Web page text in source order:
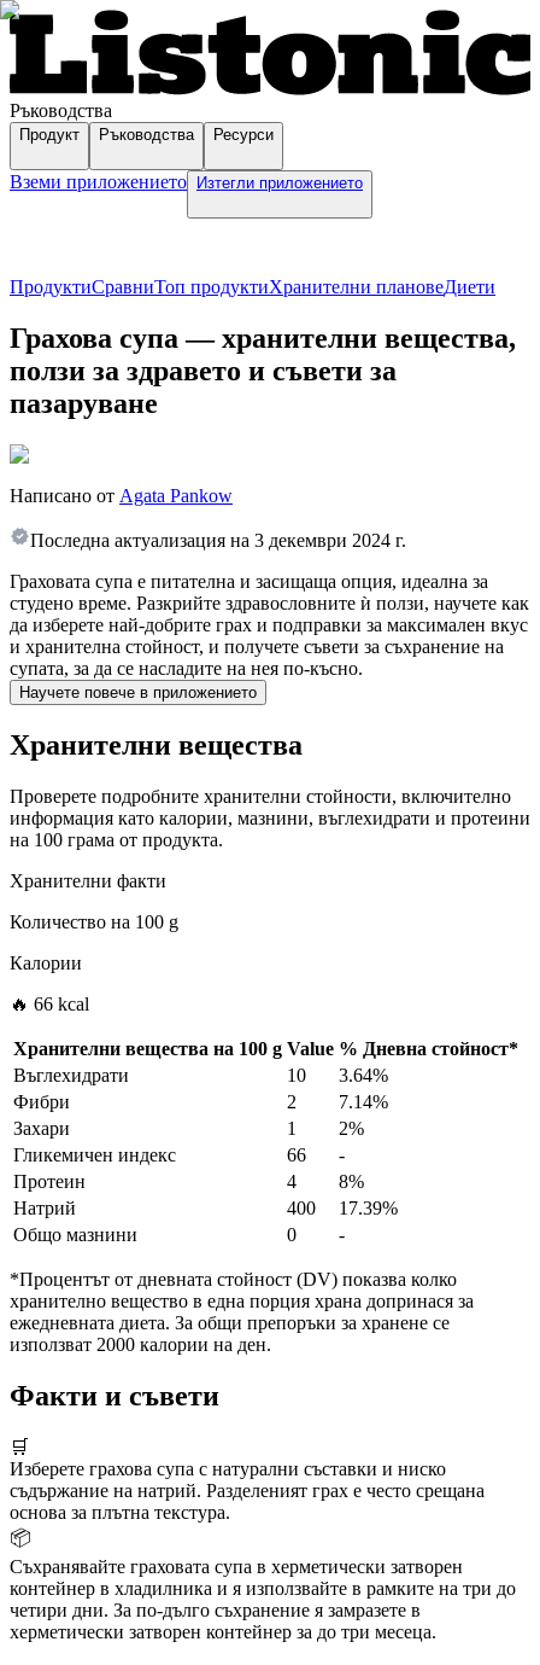
Ръководства
Продукт Ръководства Ресурси
Вземи приложението Изтегли приложението
ПродуктиСравниТоп продуктиХранителни плановеДиети
Грахова супа — хранителни вещества,
ползи за здравето и съвети за
пазаруване
Написано от Agata Pankow
Последна актуализация на 3 декември 2024 г.
Граховата супа е питателна и засищаща опция, идеална за
студено време. Разкрийте здравословните ѝ ползи, научете как
да изберете най-добрите грах и подправки за максимален вкус
и хранителна стойност, и получете съвети за съхранение на
супата, за да се насладите на нея по-късно.
Научете повече в приложението
Хранителни вещества
Проверете подробните хранителни стойности, включително
информация като калории, мазнини, въглехидрати и протеини
на 100 грама от продукта.
Хранителни факти
Количество на 100 g
Калории
🔥 66 kcal
Хранителни вещества на 100 g Value % Дневна стойност*
Въглехидрати
10
3.64%
Фибри
2
7.14%
Захари
1
2%
Гликемичен индекс
66
-
Протеин
4
8%
Натрий
400
17.39%
Общо мазнини
0 -
*Процентът от дневната стойност (DV) показва колко
хранително вещество в една порция храна допринася за
ежедневната диета. За общи препоръки за хранене се
използват 2000 калории на ден.
Факти и съвети
🛒
Изберете грахова супа с натурални съставки и ниско
съдържание на натрий. Разделеният грах е често срещана
основа за плътна текстура.
📦
Съхранявайте граховата супа в херметически затворен
контейнер в хладилника и я използвайте в рамките на три до
четири дни. За по-дълго съхранение я замразете в
херметически затворен контейнер за до три месеца.